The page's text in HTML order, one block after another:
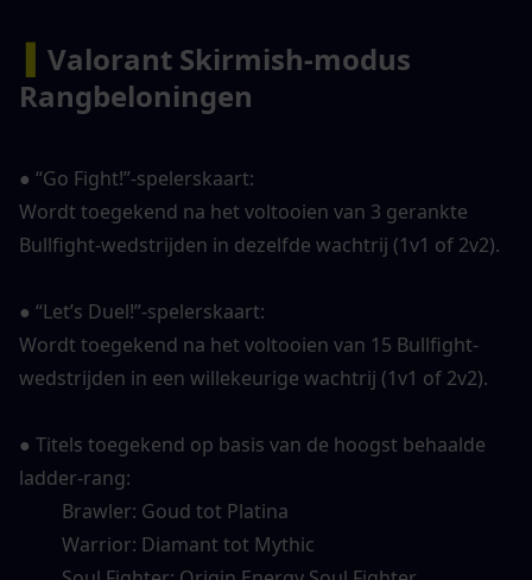
Valorant Skirmish-modus
Rangbeloningen
● “Go Fight!”-spelerskaart:
Wordt toegekend na het voltooien van 3 gerankte
Bullfight-wedstrijden in dezelfde wachtrij (1v1 of 2v2).
● “Let’s Duel!”-spelerskaart:
Wordt toegekend na het voltooien van 15 Bullfight-
wedstrijden in een willekeurige wachtrij (1v1 of 2v2).
● Titels toegekend op basis van de hoogst behaalde
ladder-rang:
Brawler: Goud tot Platina
Warrior: Diamant tot Mythic